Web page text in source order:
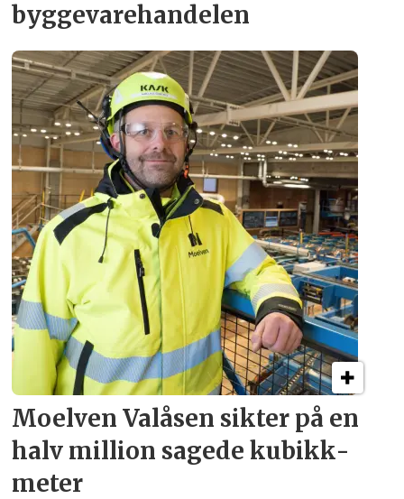
byggevare­handelen
Moelven Valåsen sikter på en
halv million sagede kubikk­
meter